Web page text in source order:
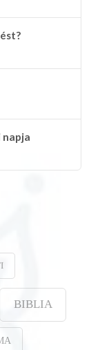
napja
BIBLIA